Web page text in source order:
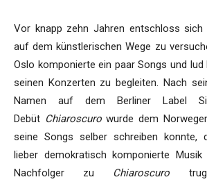
Vor knapp zehn Jahren entschloss sich
auf dem künstlerischen Wege zu
Oslo komponierte ein paar Songs und lud
seinen Konzerten zu begleiten. Nach
Namen auf dem Berliner Label
Debüt Chiaroscurowurde dem
seine Songs selber schreiben konnte,
lieber demokratisch komponierte
Nachfolger zu Chiaroscuro